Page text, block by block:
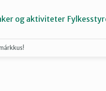
og aktiviteter